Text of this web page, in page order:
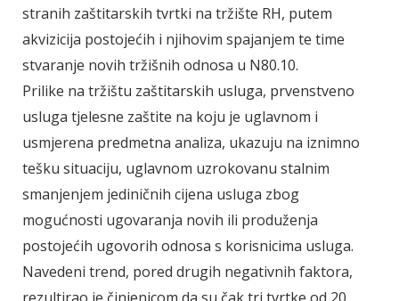
stranih zaštitarskih tvrtki na tržište RH, putem
akvizicija postojećih i njihovim spajanjem te time
stvaranje novih tržišnih odnosa u N80.10.
Prilike na tržištu zaštitarskih usluga, prvenstveno
usluga tjelesne zaštite na koju je uglavnom i
usmjerena predmetna analiza, ukazuju na iznimno
tešku situaciju, uglavnom uzrokovanu stalnim
smanjenjem jediničnih cijena usluga zbog
mogućnosti ugovaranja novih ili produženja
postojećih ugovorih odnosa s korisnicima usluga.
Navedeni trend, pored drugih negativnih faktora,